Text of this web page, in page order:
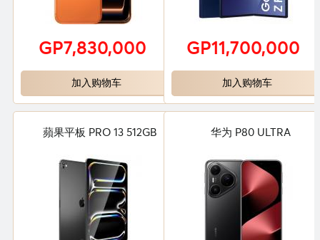
GP7,830,000
加入购物车
GP11,700,000
加入购物车
蘋果平板 PRO 13 512GB 华为 P80 ULTRA